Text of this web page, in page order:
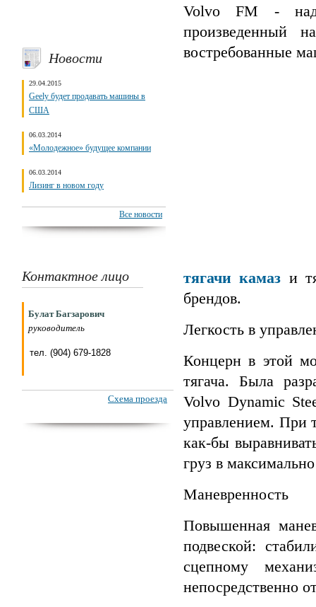
Новости
29.04.2015
Geely будет продавать машины в
США
06.03.2014
«Молодежное» будущее компании
06.03.2014
Лизинг в новом году
Все новости
Контактное лицо
Булат Багзарович
руководитель
тел. (904) 679-1828
Схема проезда
Volvo FM -
произведенный
востребованные
тягачи камаз и
брендов.
Легкость в
Концерн в этой
тягача. Была
Volvo Dynamic
управлением. При
как-бы
груз в
Маневренность
Повышенная
подвеской:
сцепному
непосредственно